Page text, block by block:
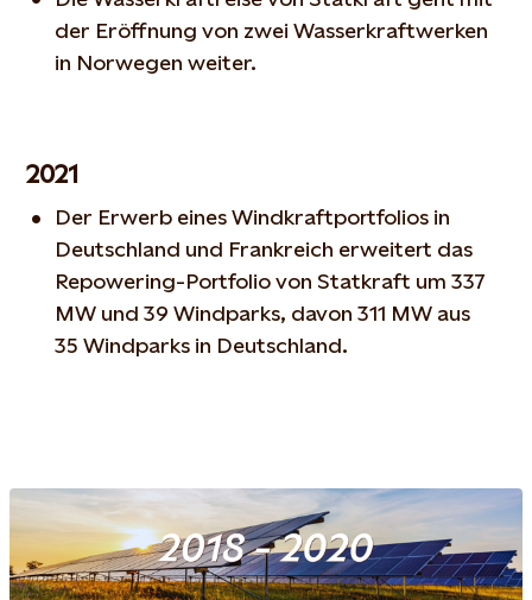
der Eröffnung von zwei Wasserkraftwerken
in Norwegen weiter.
2021
Der Erwerb eines Windkraftportfolios in
Deutschland und Frankreich erweitert das
Repowering-Portfolio von Statkraft um 337
MW und 39 Windparks, davon 311 MW aus
35 Windparks in Deutschland.